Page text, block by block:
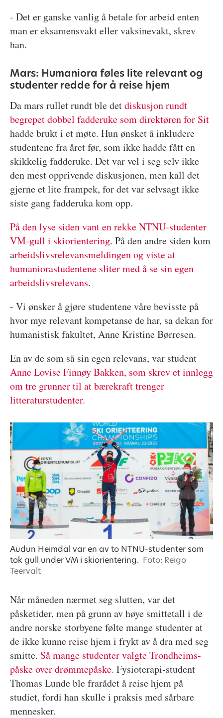
- Det er ganske vanlig å betale for arbeid enten
man er eksamensvakt eller vaksinevakt, skrev
han.
Mars: Humaniora føles lite relevant og
studenter redde for å reise hjem
Da mars rullet rundt ble detdiskusjon rundt
begrepet dobbel fadderuke som direktøren for Sit
hadde brukt i et møte. Hun ønsket å inkludere
studentene fra året før, som ikke hadde fått en
skikkelig fadderuke. Det var vel i seg selv ikke
den mest opprivende diskusjonen, men kall det
gjerne et lite frampek, for det var selvsagt ikke
siste gang fadderuka kom opp.
På den lyse siden vant en rekke NTNU-studenter
VM-gull i skiorientering. På den andre siden kom
arbeidslivsrelevansmeldingen og viste at
humaniorastudentene sliter med å se sin egen
arbeidslivsrelevans.
- Vi ønsker å gjøre studentene våre bevisste på
hvor mye relevant kompetanse de har, sa dekan for
humanistisk fakultet, Anne Kristine Børresen.
En av de som så sin egen relevans, var student
Anne Lovise Finnøy Bakken, som skrev et innlegg
om tre grunner til at bærekraft trenger
litteraturstudenter.
Audun Heimdal var en av to NTNU-studenter som
tok gull under VM i skiorientering. Foto: Reigo
Teervalt
Når måneden nærmet seg slutten, var det
påsketider, men på grunn av høye smittetall i de
andre norske storbyene følte mange studenter at
de ikke kunne reise hjem i frykt av å dra med seg
smitte. Så mange studenter valgte Trondheims-
påske over drømmepåske. Fysioterapi-student
Thomas Lunde ble frarådet å reise hjem på
studiet, fordi han skulle i praksis med sårbare
mennesker.